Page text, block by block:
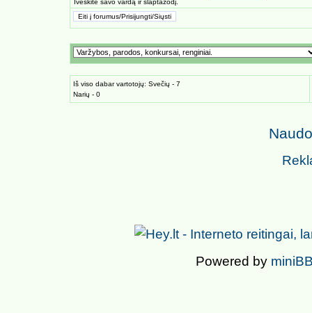
Iveskite savo vardą ir slaptažodį.
Iš viso dabar vartotojų: Svečių - 7
Narių - 0
Powered by